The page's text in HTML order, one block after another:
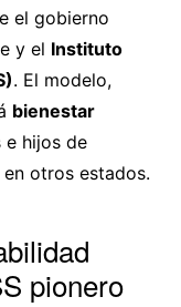
el gobierno
y el Instituto
. El modelo,
bienestar
hijos de
otros estados.
pionero